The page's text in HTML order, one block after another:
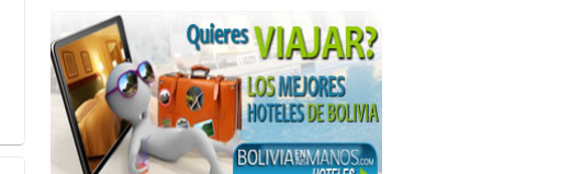
Productos de Limpieza
Artículos de Limpieza
Equipos médicos
Equipamiento médico
Equipos e insumos hospitalarios
Importaciones